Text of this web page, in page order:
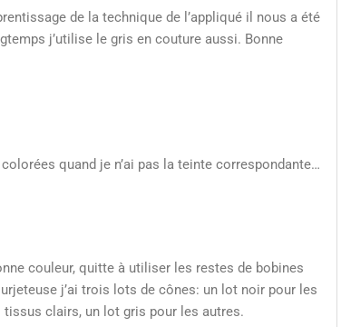
de la technique de l’appliqué il nous a été
j’utilise le gris en couture aussi. Bonne
quand je n’ai pas la teinte correspondante…
couleur, quitte à utiliser les restes de bobines
j’ai trois lots de cônes: un lot noir pour les
clairs, un lot gris pour les autres.